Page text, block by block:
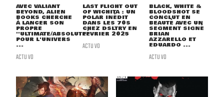
AVEC VALIANT
BEYOND, ALIEN
BOOKS CHERCHE
À LANCER SON
PROPRE
''ULTIMATE/ABSOLUTE''
POUR L'UNIVERS
...
ACTU VO
LAST FLIGHT OUT
OF WICHITA : UN
POLAR INÉDIT
DANS LES 70S
CHEZ DSLTRY EN
FÉVRIER 2025
ACTU VO
BLACK, WHITE &
BLOODSHOT SE
CONCLUT EN
BEAUTÉ AVEC UN
SEGMENT SIGNÉ
BRIAN
AZZARELLO ET
EDUARDO ...
ACTU VO